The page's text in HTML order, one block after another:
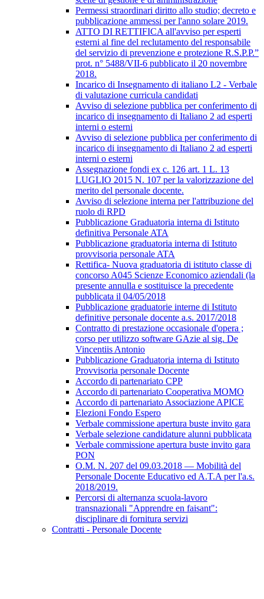
Permessi straordinari diritto allo studio; decreto e
pubblicazione ammessi per l'anno solare 2019.
ATTO DI RETTIFICA all'avviso per esperti
esterni al fine del reclutamento del responsabile
del servizio di prevenzione e protezione R.S.P.P.”
prot. n° 5488/VII-6 pubblicato il 20 novembre
2018.
Incarico di Insegnamento di italiano L2 - Verbale
di valutazione curricula candidati
Avviso di selezione pubblica per conferimento di
incarico di insegnamento di Italiano 2 ad esperti
interni o esterni
Avviso di selezione pubblica per conferimento di
incarico di insegnamento di Italiano 2 ad esperti
interni o esterni
Assegnazione fondi ex c. 126 art. 1 L. 13
LUGLIO 2015 N. 107 per la valorizzazione del
merito del personale docente.
Avviso di selezione interna per l'attribuzione del
ruolo di RPD
Pubblicazione Graduatoria interna di Istituto
definitiva Personale ATA
Pubblicazione graduatoria interna di Istituto
provvisoria personale ATA
Rettifica- Nuova graduatoria di istituto classe di
concorso A045 Scienze Economico aziendali (la
presente annulla e sostituisce la precedente
pubblicata il 04/05/2018
Pubblicazione graduatorie interne di Istituto
definitive personale docente a.s. 2017/2018
Contratto di prestazione occasionale d'opera ;
corso per utilizzo software GAzie al sig. De
Vincentiis Antonio
Pubblicazione Graduatoria interna di Istituto
Provvisoria personale Docente
Accordo di partenariato CPP
Accordo di partenariato Cooperativa MOMO
Accordo di partenariato Associazione APICE
Elezioni Fondo Espero
Verbale commissione apertura buste invito gara
Verbale selezione candidature alunni pubblicata
Verbale commissione apertura buste invito gara
PON
O.M. N. 207 del 09.03.2018 — Mobilità del
Personale Docente Educativo ed A.T.A per l'a.s.
2018/2019.
Percorsi di alternanza scuola-lavoro
transnazionali "Apprendre en faisant":
disciplinare di fornitura servizi
Contratti - Personale Docente